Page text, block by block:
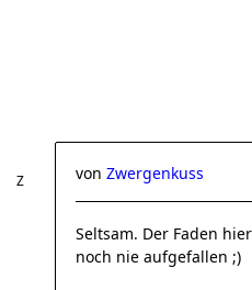
von Zwergenkuss
Seltsam. Der Faden
noch nie aufgefallen ;)